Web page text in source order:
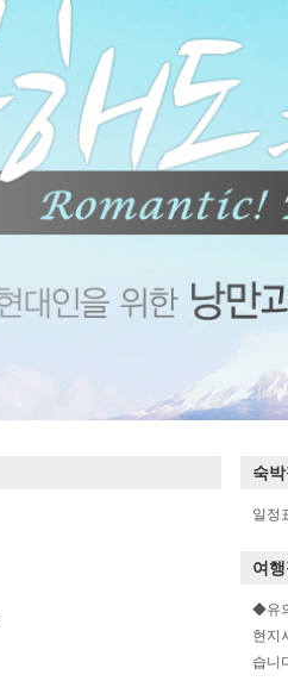
숙
일정
여
◆유
현지
습니